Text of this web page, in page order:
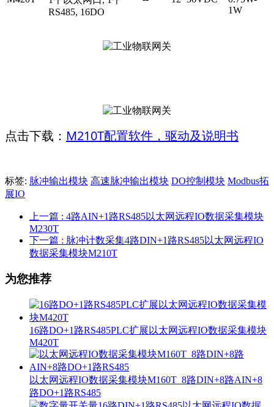
RS485, 16DO
1W
点击下载： M210T配置软件，驱动及说明书
标签: 脉冲输出模块 高速脉冲输出模块 DO控制模块 Modbus拓
展IO
上一篇 : 4路AIN+1路RS485以太网远程IO数据采集模块
M230T
下一篇 : 脉冲计数采集4路DIN+1路RS485以太网远程IO
数据采集模块M210T
为您推荐
16路DO+1路RS485PLC扩展以太网远程IO数据采集模块
M420T
以太网远程IO数据采集模块M160T_8路DIN+8路AIN+8
路DO+1路RS485